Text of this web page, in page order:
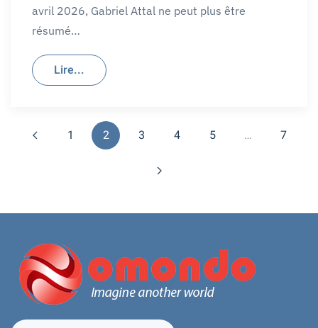
avril 2026, Gabriel Attal ne peut plus être
résumé…
Lire...
1 2 3 4 5 … 7